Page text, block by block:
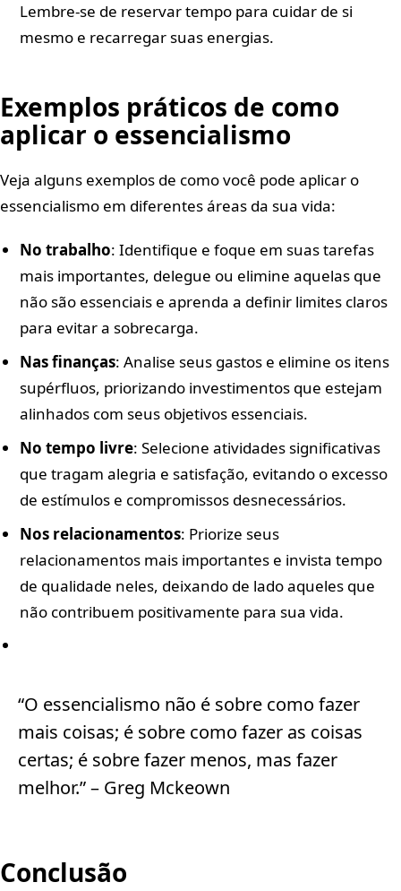
Lembre-se de reservar tempo para cuidar de si
mesmo e recarregar suas energias.
Exemplos práticos de como
aplicar o essencialismo
Veja alguns exemplos de como você pode aplicar o
essencialismo em diferentes áreas da sua vida:
No trabalho: Identifique e foque em suas tarefas
mais importantes, delegue ou elimine aquelas que
não são essenciais e aprenda a definir limites claros
para evitar a sobrecarga.
Nas finanças: Analise seus gastos e elimine os itens
supérfluos, priorizando investimentos que estejam
alinhados com seus objetivos essenciais.
No tempo livre: Selecione atividades significativas
que tragam alegria e satisfação, evitando o excesso
de estímulos e compromissos desnecessários.
Nos relacionamentos: Priorize seus
relacionamentos mais importantes e invista tempo
de qualidade neles, deixando de lado aqueles que
não contribuem positivamente para sua vida.
“O essencialismo não é sobre como fazer
mais coisas; é sobre como fazer as coisas
certas; é sobre fazer menos, mas fazer
melhor.” – Greg Mckeown
Conclusão